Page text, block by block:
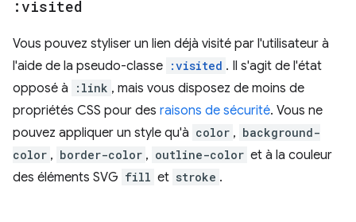
:visited
Vous pouvez styliser un lien déjà visité par l'utilisateur à
l'aide de la pseudo-classe :visited . Il s'agit de l'état
opposé à
:link , mais vous disposez de moins de
propriétés CSS pour des raisons de sécurité. Vous ne
pouvez appliquer un style qu'à color , background-
color , border-color , outline-color et à la couleur
des éléments SVG fill et stroke .